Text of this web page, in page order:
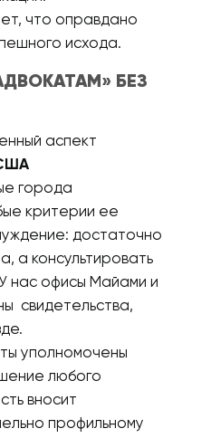
что оправдано
исхода.
БЕЗ
аспект
города
критерии ее
достаточно
а консультировать
нас офисы Майами и
свидетельства,
уполномочены
любого
вносит
профильному